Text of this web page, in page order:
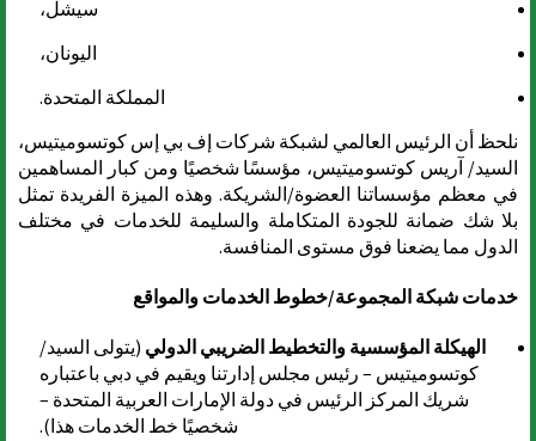
سيشل،
اليونان،
المملكة المتحدة.
نلحظ أن الرئيس العالمي لشبكة شركات إف بي إس كوتسوميتيس،
السيد/ آريس كوتسوميتيس، مؤسسًا شخصيًا ومن كبار المساهمين
في معظم مؤسساتنا العضوة/الشريكة. وهذه الميزة الفريدة تمثل
بلا شك ضمانة للجودة المتكاملة والسليمة للخدمات في مختلف
الدول مما يضعنا فوق مستوى المنافسة.
خدمات شبكة المجموعة/خطوط الخدمات والمواقع
الهيكلة المؤسسية والتخطيط الضريبي الدولي (يتولى السيد/
كوتسوميتيس – رئيس مجلس إدارتنا ويقيم في دبي باعتباره
شريك المركز الرئيس في دولة الإمارات العربية المتحدة –
شخصيًا خط الخدمات هذا).